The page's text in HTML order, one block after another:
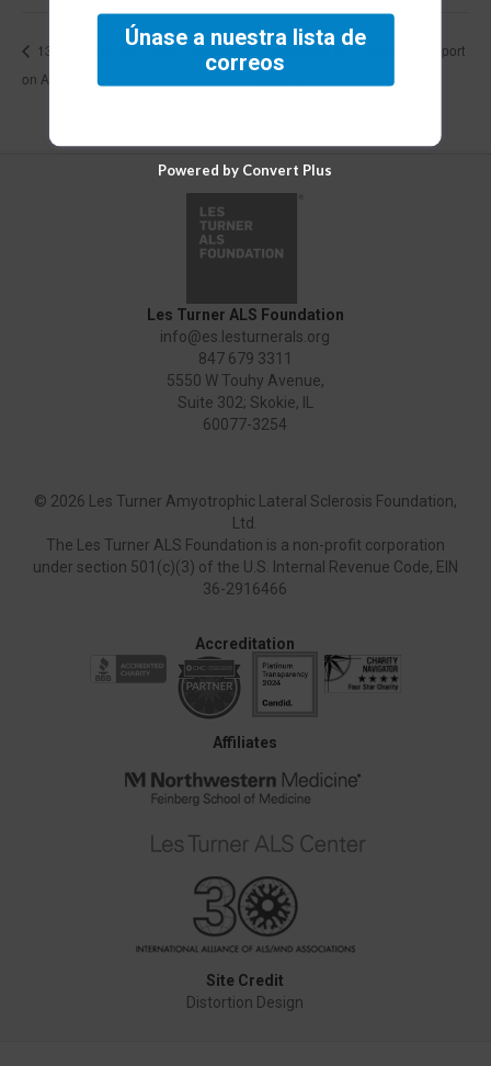
13th Annual Les Turner Symposium
on ALS
Navigating ALS Together Support
Les Turner ALS Foundation
info@es.lesturnerals.org
847 679 3311
5550 W Touhy Avenue,
Suite 302; Skokie, IL
60077-3254
© 2026 Les Turner Amyotrophic Lateral Sclerosis Foundation,
Ltd.
The Les Turner ALS Foundation is a non-profit corporation
under section 501(c)(3) of the U.S. Internal Revenue Code, EIN
36-2916466
Accreditation
Affiliates
Site Credit
Distortion Design
Únase a nuestra lista de
correos
Powered by Convert Plus